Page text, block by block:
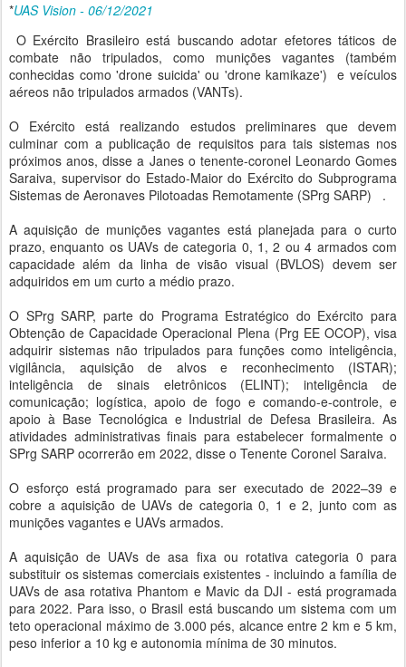
*UAS Vision - 06/12/2021
O Exército Brasileiro está buscando adotar efetores táticos de
combate não tripulados, como munições vagantes (também
conhecidas como 'drone suicida' ou 'drone kamikaze') e veículos
aéreos não tripulados armados (VANTs).
O Exército está realizando estudos preliminares que devem
culminar com a publicação de requisitos para tais sistemas nos
próximos anos, disse a Janes o tenente-coronel Leonardo Gomes
Saraiva, supervisor do Estado-Maior do Exército do Subprograma
Sistemas de Aeronaves Pilotoadas Remotamente (SPrg SARP) .
A aquisição de munições vagantes está planejada para o curto
prazo, enquanto os UAVs de categoria 0, 1, 2 ou 4 armados com
capacidade além da linha de visão visual (BVLOS) devem ser
adquiridos em um curto a médio prazo.
O SPrg SARP, parte do Programa Estratégico do Exército para
Obtenção de Capacidade Operacional Plena (Prg EE OCOP), visa
adquirir sistemas não tripulados para funções como inteligência,
vigilância, aquisição de alvos e reconhecimento (ISTAR);
inteligência de sinais eletrônicos (ELINT); inteligência de
comunicação; logística, apoio de fogo e comando-e-controle, e
apoio à Base Tecnológica e Industrial de Defesa Brasileira. As
atividades administrativas finais para estabelecer formalmente o
SPrg SARP ocorrerão em 2022, disse o Tenente Coronel Saraiva.
O esforço está programado para ser executado de 2022–39 e
cobre a aquisição de UAVs de categoria 0, 1 e 2, junto com as
munições vagantes e UAVs armados.
A aquisição de UAVs de asa fixa ou rotativa categoria 0 para
substituir os sistemas comerciais existentes - incluindo a família de
UAVs de asa rotativa Phantom e Mavic da DJI - está programada
para 2022. Para isso, o Brasil está buscando um sistema com um
teto operacional máximo de 3.000 pés, alcance entre 2 km e 5 km,
peso inferior a 10 kg e autonomia mínima de 30 minutos.